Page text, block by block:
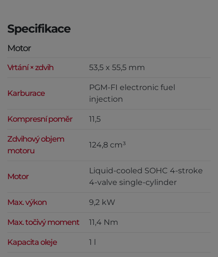
Specifikace
Motor
Vrtání × zdvih 53,5 x 55,5 mm
Karburace
PGM-FI electronic fuel
injection
Kompresní poměr 11,5
Zdvihový objem
motoru
124,8 cm³
Motor
Liquid-cooled SOHC 4-stroke
4-valve single-cylinder
Max. výkon 9,2 kW
Max. točivý moment 11,4 Nm
Kapacita oleje 1 l